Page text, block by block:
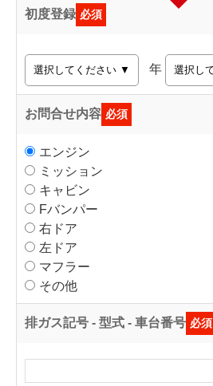
初度登録 必須
年
お問合せ内容 必須
エンジン
ミッション
キャビン
Fバンパー
右ドア
左ドア
マフラー
その他
排ガス記号 - 型式 - 車台番号 必須